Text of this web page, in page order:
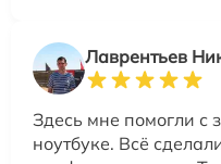
Лаврентьев
Здесь мне помогли с
ноутбуке. Всё